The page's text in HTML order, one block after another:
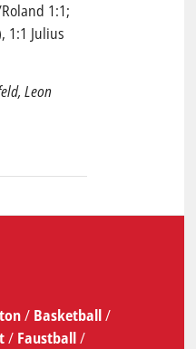
1:1;
1:1 Julius
Leon
/ Basketball/
/ Faustball/